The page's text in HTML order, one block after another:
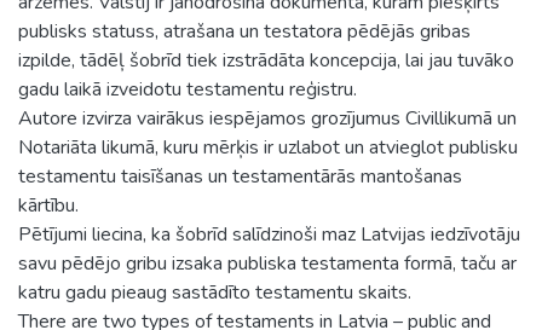
publisks statuss, atrašana un testatora pēdējās gribas
izpilde, tādēļ šobrīd tiek izstrādāta koncepcija, lai jau tuvāko
gadu laikā izveidotu testamentu reģistru.
Autore izvirza vairākus iespējamos grozījumus Civillikumā un
Notariāta likumā, kuru mērķis ir uzlabot un atvieglot publisku
testamentu taisīšanas un testamentārās mantošanas
kārtību.
Pētījumi liecina, ka šobrīd salīdzinoši maz Latvijas iedzīvotāju
savu pēdējo gribu izsaka publiska testamenta formā, taču ar
katru gadu pieaug sastādīto testamentu skaits.
There are two types of testaments in Latvia – public and